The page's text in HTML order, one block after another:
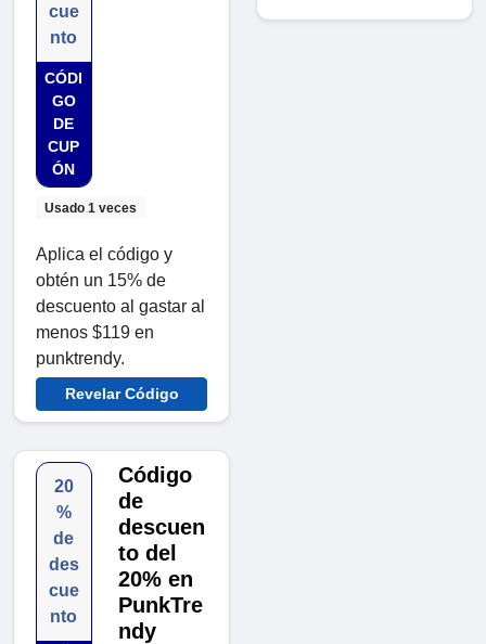
cue
nto
CÓDI
GO
DE
CUP
ÓN
Usado 1 veces
Aplica el código y
obtén un 15% de
descuento al gastar al
menos $119 en
punktrendy.
Revelar Código
20
%
de
des
cue
nto
Código
de
descuen
to del
20% en
PunkTre
ndy